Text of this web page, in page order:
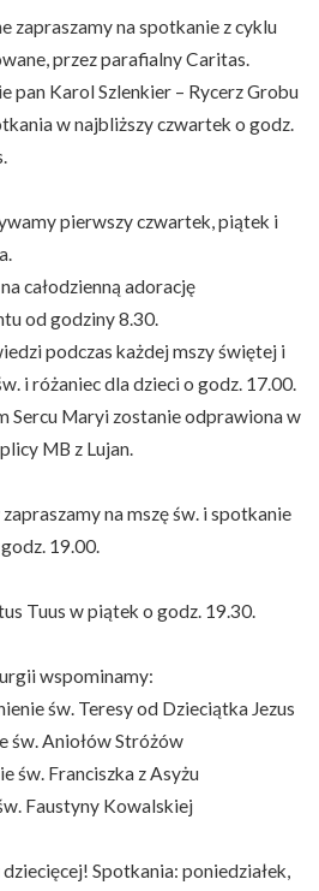
zapraszamy na spotkanie z cyklu
przez parafialny Caritas.
pan Karol Szlenkier – Rycerz Grobu
w najbliższy czwartek o godz.
pierwszy czwartek, piątek i
całodzienną adorację
od godziny 8.30.
podczas każdej mszy świętej i
i różaniec dla dzieci o godz. 17.00.
Sercu Maryi zostanie odprawiona w
MB z Lujan.
na mszę św. i spotkanie
19.00.
Tuus w piątek o godz. 19.30.
wspominamy:
św. Teresy od Dzieciątka Jezus
św. Aniołów Stróżów
św. Franciszka z Asyżu
Faustyny Kowalskiej
Spotkania: poniedziałek,